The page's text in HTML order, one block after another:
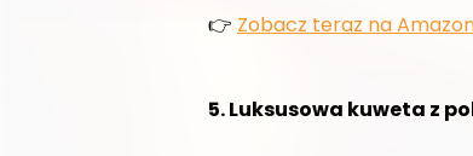
👉 Zobacz teraz na
5. Luksusowa kuweta z